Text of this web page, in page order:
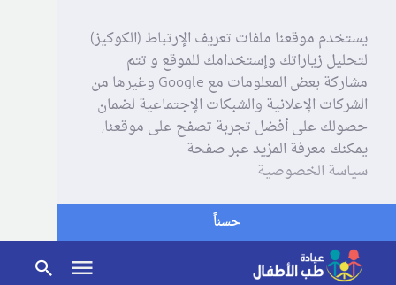
يستخدم موقعنا ملفات تعريف الإرتباط (الكوكيز)
لتحليل زياراتك وإستخدامك للموقع و تتم
مشاركة بعض المعلومات مع Google وغيرها من
الشركات الإعلانية والشبكات الإجتماعية لضمان
حصولك على أفضل تجربة تصفح على موقعنا,
يمكنك معرفة المزيد عبر صفحة
سياسة الخصوصية
حسناً